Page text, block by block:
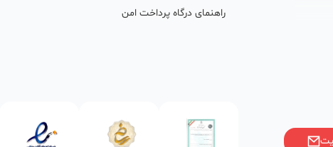
با
راهنمای درگاه پرداخت امن